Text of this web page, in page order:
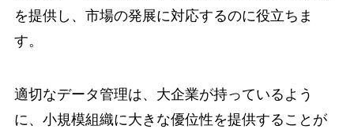
を提供し、市場の発展に対応するのに役立ちま
す。
適切なデータ管理は、大企業が持っているよう
に、小規模組織に大きな優位性を提供することが